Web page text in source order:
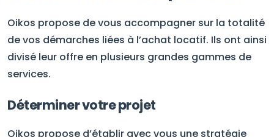
Oikos propose de vous accompagner sur la totalité
de vos démarches liées à l’achat locatif. Ils ont ainsi
divisé leur offre en plusieurs grandes gammes de
services.
Déterminer votre projet
Oikos propose d’établir avec vous une stratégie